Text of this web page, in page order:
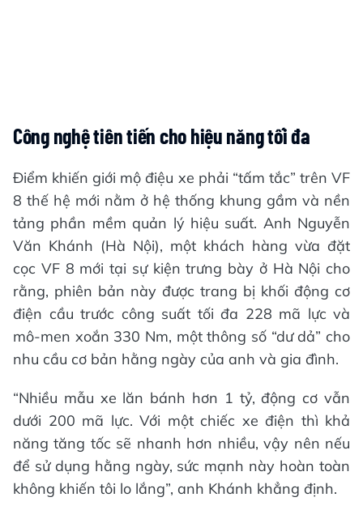
Công nghệ tiên tiến cho hiệu năng tối đa
Điểm khiến giới mộ điệu xe phải “tấm tắc” trên VF
8 thế hệ mới nằm ở hệ thống khung gầm và nền
tảng phần mềm quản lý hiệu suất. Anh Nguyễn
Văn Khánh (Hà Nội), một khách hàng vừa đặt
cọc VF 8 mới tại sự kiện trưng bày ở Hà Nội cho
rằng, phiên bản này được trang bị khối động cơ
điện cầu trước công suất tối đa 228 mã lực và
mô-men xoắn 330 Nm, một thông số “dư dả” cho
nhu cầu cơ bản hằng ngày của anh và gia đình.
“Nhiều mẫu xe lăn bánh hơn 1 tỷ, động cơ vẫn
dưới 200 mã lực. Với một chiếc xe điện thì khả
năng tăng tốc sẽ nhanh hơn nhiều, vậy nên nếu
để sử dụng hằng ngày, sức mạnh này hoàn toàn
không khiến tôi lo lắng”, anh Khánh khẳng định.